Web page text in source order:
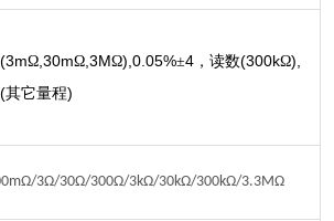
(3mΩ ,30mΩ ,3MΩ),0.05%±4 ，读数(300kΩ),
(其它量程)
3Ω/30Ω/300Ω/3kΩ/30kΩ/300kΩ/3.3MΩ